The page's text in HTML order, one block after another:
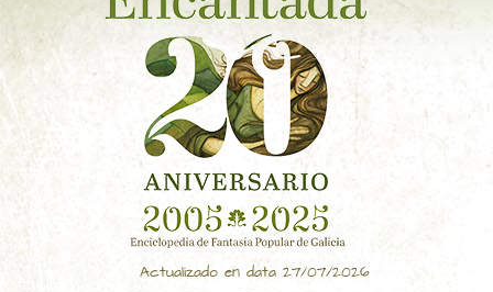
CONTACTO
Actualizado en data 27/07/2026